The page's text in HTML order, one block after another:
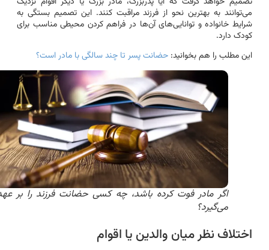
می‌توانند به بهترین نحو از فرزند مراقبت کنند. این تصمیم بستگی به
شرایط خانواده و توانایی‌های آن‌ها در فراهم کردن محیطی مناسب برای
کودک دارد.
این مطلب را هم بخوانید:حضانت پسر تا چند سالگی با مادر است؟
اگر مادر فوت کرده باشد، چه کسی حضانت فرزند را بر عهده
می‌گیرد؟
اختلاف نظر میان والدین یا اقوام